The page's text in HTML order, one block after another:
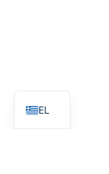
EL